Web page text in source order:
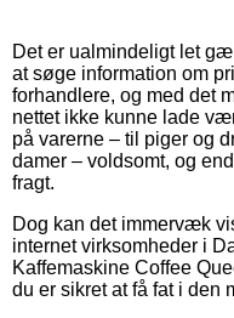
Det er ualmindeligt let
at søge information om
forhandlere, og med det
nettet ikke kunne lade
på varerne – til piger og
damer – voldsomt, og
fragt.
Dog kan det immervæk
internet virksomheder i
Kaffemaskine Coffee
du er sikret at få fat i den